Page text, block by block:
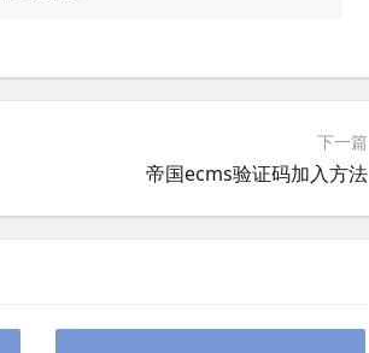
下一篇
帝国ecms验证码加入方法